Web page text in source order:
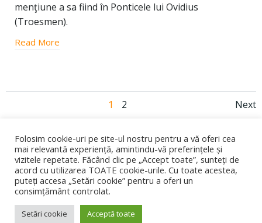
menţiune a sa fiind în Ponticele lui Ovidius
(Troesmen).
Read More
navigation
Page
1 Page
2 Next
© 2026 Dobrorigini. Created using WordPress and
Colibri
Folosim cookie-uri pe site-ul nostru pentru a vă oferi cea
mai relevantă experiență, amintindu-vă preferințele și
vizitele repetate. Făcând clic pe „Accept toate”, sunteți de
acord cu utilizarea TOATE cookie-urile. Cu toate acestea,
puteți accesa „Setări cookie” pentru a oferi un
consimțământ controlat.
Setări cookie Acceptă toate